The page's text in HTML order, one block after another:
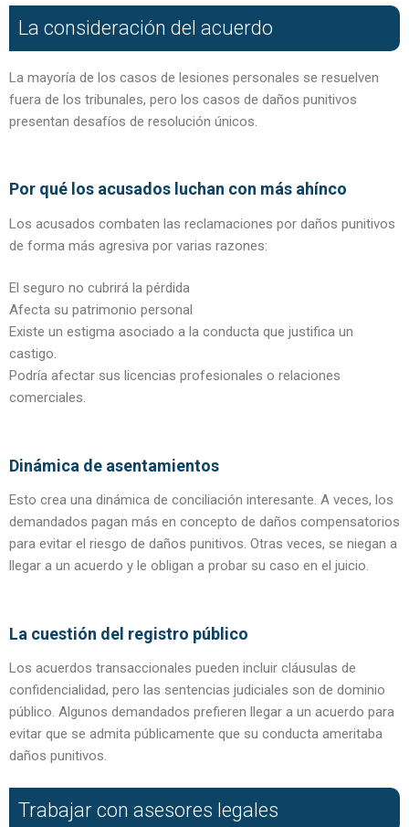
La consideración del acuerdo
La mayoría de los casos de lesiones personales se resuelven
fuera de los tribunales, pero los casos de daños punitivos
presentan desafíos de resolución únicos.
Por qué los acusados luchan con más ahínco
Los acusados combaten las reclamaciones por daños punitivos
de forma más agresiva por varias razones:
El seguro no cubrirá la pérdida
Afecta su patrimonio personal
Existe un estigma asociado a la conducta que justifica un
castigo.
Podría afectar sus licencias profesionales o relaciones
comerciales.
Dinámica de asentamientos
Esto crea una dinámica de conciliación interesante. A veces, los
demandados pagan más en concepto de daños compensatorios
para evitar el riesgo de daños punitivos. Otras veces, se niegan a
llegar a un acuerdo y le obligan a probar su caso en el juicio.
La cuestión del registro público
Los acuerdos transaccionales pueden incluir cláusulas de
confidencialidad, pero las sentencias judiciales son de dominio
público. Algunos demandados prefieren llegar a un acuerdo para
evitar que se admita públicamente que su conducta ameritaba
daños punitivos.
Trabajar con asesores legales